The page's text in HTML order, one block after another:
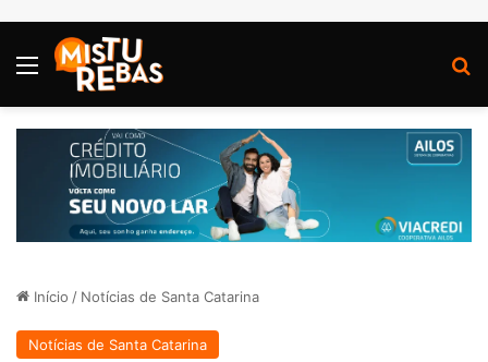
Menu
Início / Notícias de Santa Catarina
Notícias de Santa Catarina